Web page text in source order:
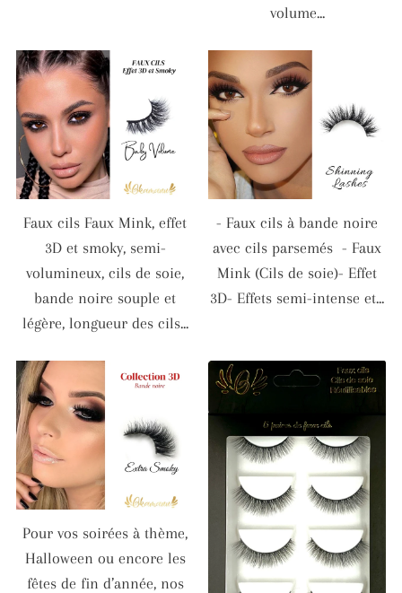
volume...
Faux cils Faux Mink, effet
3D et smoky, semi-
volumineux, cils de soie,
bande noire souple et
légère, longueur des cils...
- Faux cils à bande noire
avec cils parsemés - Faux
Mink (Cils de soie)- Effet
3D- Effets semi-intense et...
Pour vos soirées à thème,
Halloween ou encore les
fêtes de fin d’année, nos